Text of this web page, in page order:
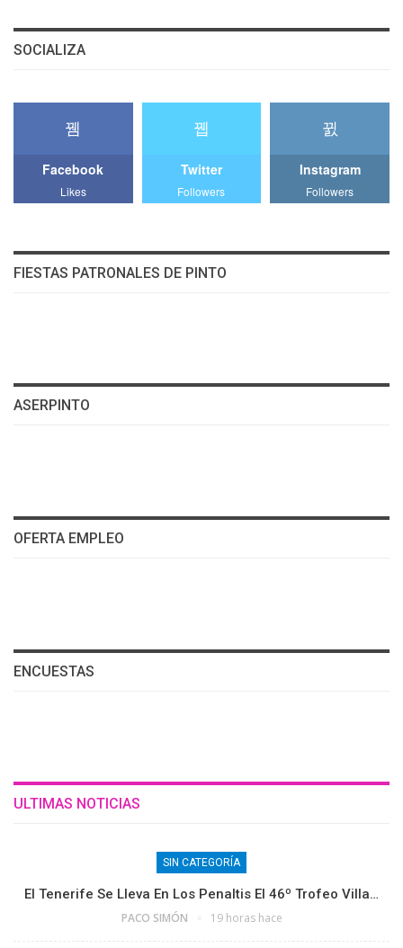
SOCIALIZA
Facebook
Likes
Twitter
Followers
Instagram
Followers
FIESTAS PATRONALES DE PINTO
ASERPINTO
OFERTA EMPLEO
ENCUESTAS
ULTIMAS NOTICIAS
SIN CATEGORÍA
El Tenerife Se Lleva En Los Penaltis El 46º Trofeo Villa…
PACO SIMÓN 19 horas hace